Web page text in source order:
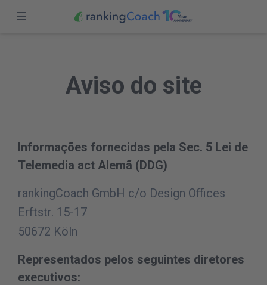
Blog
Portugal (PT)
Teste gratuito
Aviso do site
Informações fornecidas pela Sec. 5 Lei de
Telemedia act Alemã (DDG)
rankingCoach GmbH c/o Design Offices
Erftstr. 15-17
50672 Köln
Representados pelos seguintes diretores
executivos: